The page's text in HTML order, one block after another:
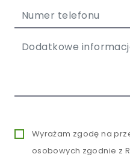
Wyrażam zgodę na
osobowych zgodnie z